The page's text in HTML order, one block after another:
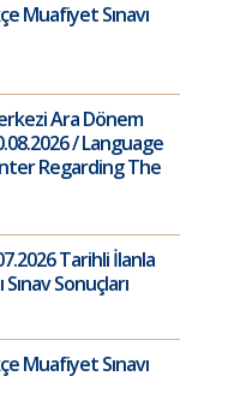
Muafiyet Sınavı
Ara Dönem
/ Language
Regarding The
Tarihli İlanla
Sonuçları
Muafiyet Sınavı